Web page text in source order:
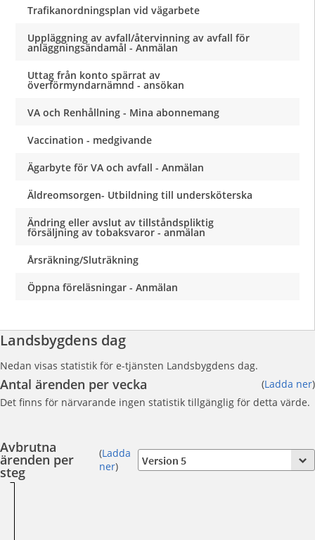
Trafikanordningsplan vid vägarbete
Uppläggning av avfall/återvinning av avfall för
anläggningsändamål - Anmälan
Uttag från konto spärrat av
överförmyndarnämnd - ansökan
VA och Renhållning - Mina abonnemang
Vaccination - medgivande
Ägarbyte för VA och avfall - Anmälan
Äldreomsorgen- Utbildning till undersköterska
Ändring eller avslut av tillståndspliktig
försäljning av tobaksvaror - anmälan
Årsräkning/Sluträkning
Öppna föreläsningar - Anmälan
Landsbygdens dag
Nedan visas statistik för e-tjänsten Landsbygdens dag.
Antal ärenden per vecka (Ladda ner)
Det finns för närvarande ingen statistik tillgänglig för detta värde.
Avbrutna
ärenden per
steg
(Ladda
ner)